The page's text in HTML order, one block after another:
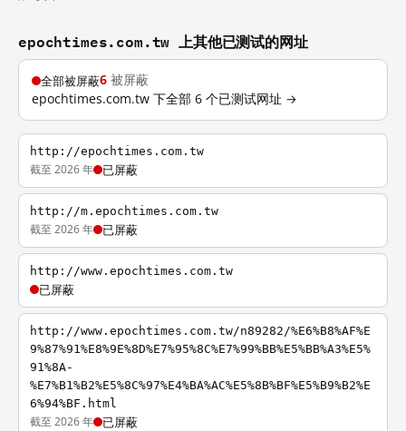
epochtimes.com.tw 上其他已测试的网址
全部被屏蔽6 被屏蔽
epochtimes.com.tw 下全部 6 个已测试网址 →
http://epochtimes.com.tw
截至 2026 年 已屏蔽
http://m.epochtimes.com.tw
截至 2026 年 已屏蔽
http://www.epochtimes.com.tw
已屏蔽
http://www.epochtimes.com.tw/n89282/%E6%B8%AF%E
9%87%91%E8%9E%8D%E7%95%8C%E7%99%BB%E5%BB%A3%E5%
91%8A-
%E7%B1%B2%E5%8C%97%E4%BA%AC%E5%8B%BF%E5%B9%B2%E
6%94%BF.html
截至 2026 年 已屏蔽